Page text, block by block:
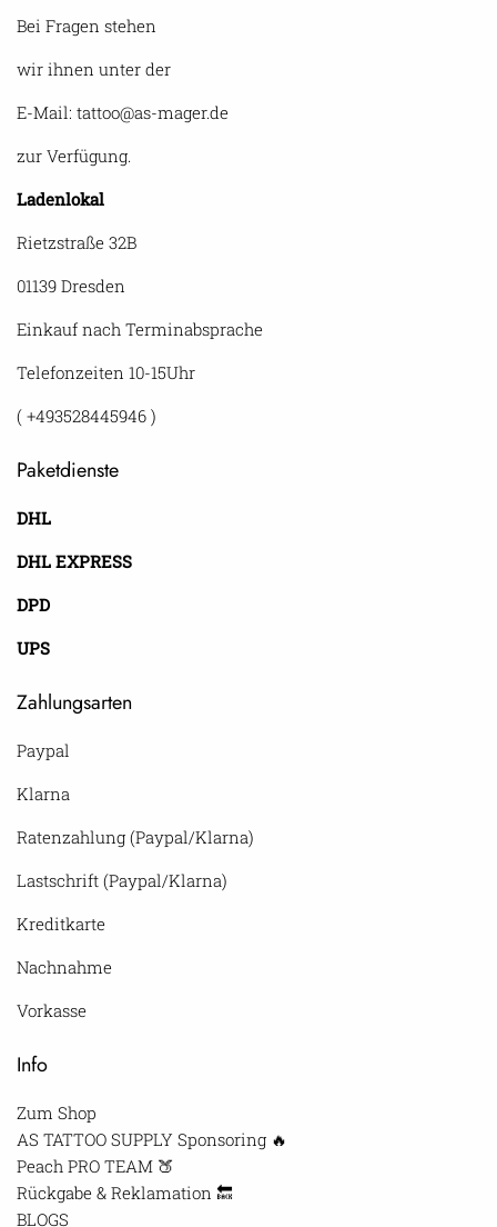
Bei Fragen stehen
wir ihnen unter der
E-Mail: tattoo@as-mager.de
zur Verfügung.
Ladenlokal
Rietzstraße 32B
01139 Dresden
Einkauf nach Terminabsprache
Telefonzeiten 10-15Uhr
( +493528445946 )
Paketdienste
DHL
DHL EXPRESS
DPD
UPS
Zahlungsarten
Paypal
Klarna
Ratenzahlung (Paypal/Klarna)
Lastschrift (Paypal/Klarna)
Kreditkarte
Nachnahme
Vorkasse
Info
Zum Shop
AS TATTOO SUPPLY Sponsoring 🔥
Peach PRO TEAM 🍑
Rückgabe & Reklamation 🔙
BLOGS